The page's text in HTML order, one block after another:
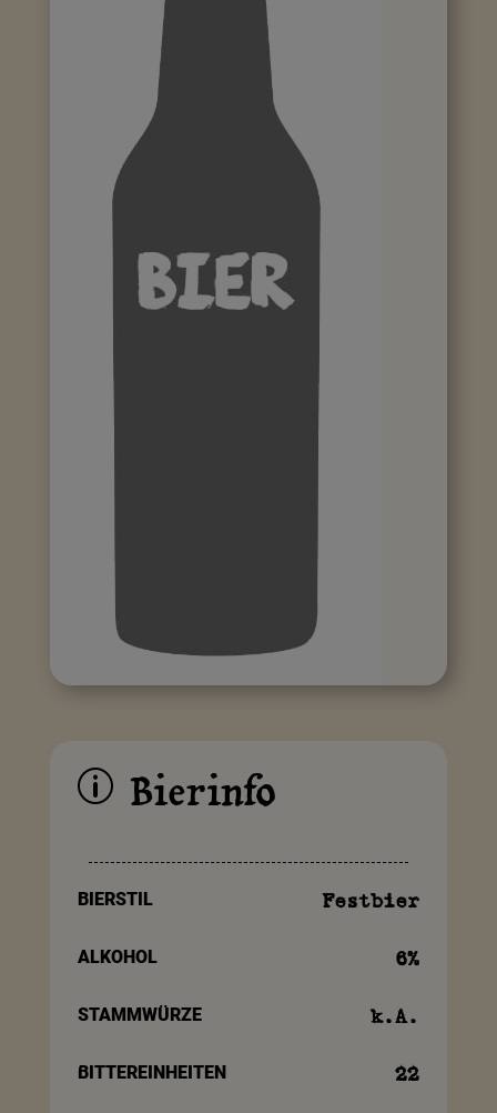
p Bierinfo
BIERSTIL Festbier
ALKOHOL 6%
STAMMWÜRZE k.A.
BITTEREINHEITEN 22